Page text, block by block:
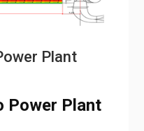
Plant
Power Plant